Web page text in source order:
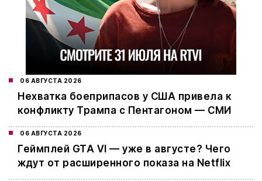
06 АВГУСТА 2026
Нехватка боеприпасов у США привела к
конфликту Трампа с Пентагоном — СМИ
06 АВГУСТА 2026
Геймплей GTA VI — уже в августе? Чего
ждут от расширенного показа на Netflix